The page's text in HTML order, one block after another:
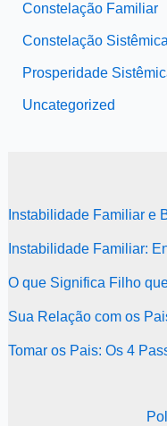
Constelação Familiar
Constelação Sistêmica
Prosperidade
Uncategorized
Instabilidade Familiar e
Instabilidade Familiar:
O que Significa Filho
Sua Relação com os
Tomar os Pais: Os 4